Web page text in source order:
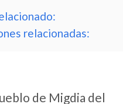
relacionadas:
de Migdia del